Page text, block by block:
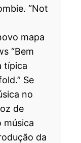
“Not
mapa
“Bem
típica
Se
no
de
música
da